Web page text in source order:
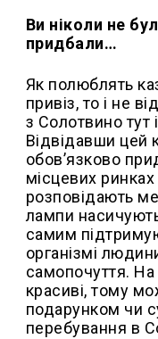
Ви ніколи не
придбали…
Як полюблять
привіз, то і не
з Солотвино тут
Відвідавши цей
обов’язково
місцевих
розповідають
лампи
самим
організмі
самопочуття.
красиві, тому
подарунком чи
перебування в